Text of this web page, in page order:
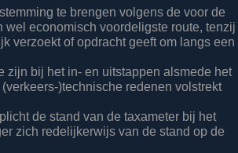
te brengen volgens de voor de
economisch voordeligste route, tenzij
verzoekt of opdracht geeft om langs een
zijn bij het in- en uitstappen alsmede het
)technische redenen volstrekt
de stand van de taxameter bij het
zich redelijkerwijs van de stand op de